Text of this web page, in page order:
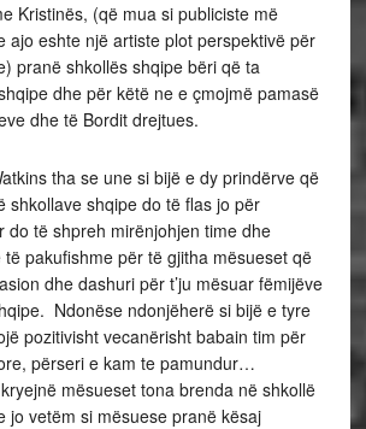
Kristinës, (që mua si publiciste më
ajo eshte një artiste plot perspektivë për
pranë shkollës shqipe bëri që ta
dhe për këtë ne e çmojmë pamasë
dhe të Bordit drejtues.
tha se une si bijë e dy prindërve që
shkollave shqipe do të flas jo për
do të shpreh mirënjohjen time dhe
pakufishme për të gjitha mësueset që
dhe dashuri për t’ju mësuar fëmijëve
Ndonëse ndonjëherë si bijë e tyre
pozitivisht vecanërisht babain tim për
përseri e kam te pamundur…
mësueset tona brenda në shkollë
jo vetëm si mësuese pranë kësaj